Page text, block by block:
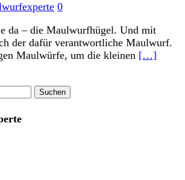
0
da – die Maulwurfhügel. Und mit
der dafür verantwortliche Maulwurf.
Maulwürfe, um die kleinen […]